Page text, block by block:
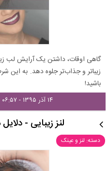
گاهی اوقات، داشتن یک آرایش لب
زیباتر و جذاب‌تر جلوه دهد. به این
باشید!
۱۴ آذر ۱۳۹۵ - ۰۶:۵۷
لنز زیبایی -
دسته: لنز و عینک